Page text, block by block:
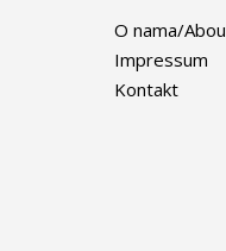
O nama/
Impressum
Kontakt